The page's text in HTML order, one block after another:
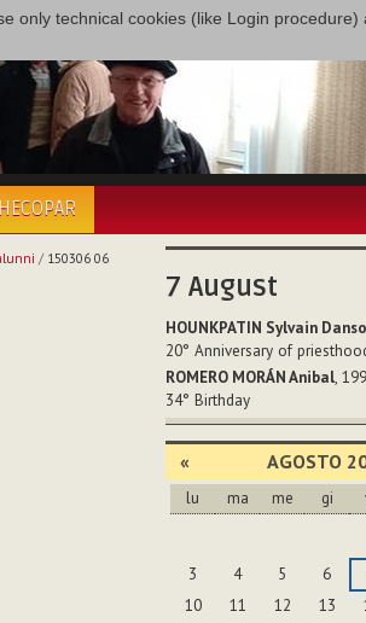
only technical cookies (like Login
/ 150306 06
7 August
HOUNKPATIN Sylvain
20° Anniversary of
ROMERO MORÁN Anibal,
34° Birthday
« AGOSTO
lu ma me gi
3
4 5 6
10
11 12 13